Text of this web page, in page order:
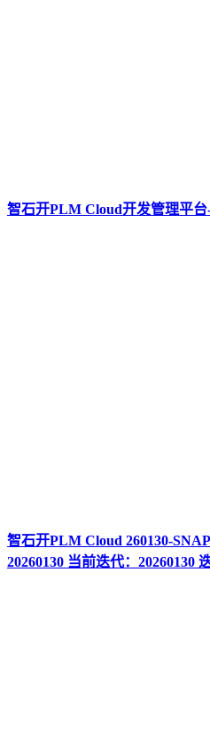
智石开PLM Cloud开发管理平
智石开PLM Cloud 260130-
20260130 当前迭代：20260130